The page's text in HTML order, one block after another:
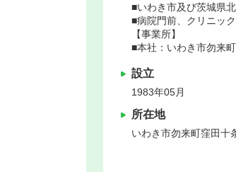
■いわき市及び茨城県
■病院門前、クリニッ
【事業所】
■本社：いわき市勿来
設立
1983年05月
所在地
いわき市勿来町窪田十